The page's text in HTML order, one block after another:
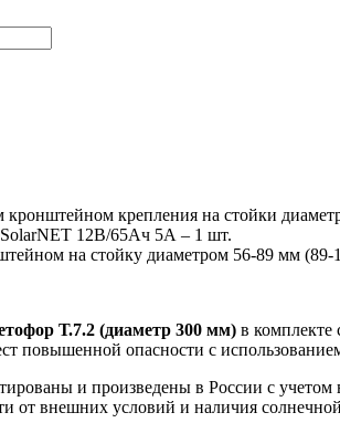
кронштейном крепления на стойки
12В/65Ач 5А – 1 шт.
на стойку диаметром 56-89 мм
Т.7.2 (диаметр 300 мм) в комплекте
повышенной опасности с
и произведены в России с
от внешних условий и наличия